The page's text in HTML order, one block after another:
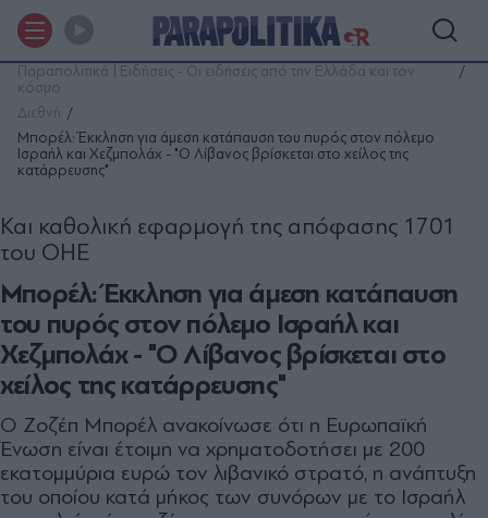
Παραπολιτικά | Ειδήσεις - Οι ειδήσεις από την Ελλάδα και τον
κόσμο
Διεθνή
Μπορέλ: Έκκληση για άμεση κατάπαυση του πυρός στον πόλεμο
Ισραήλ και Χεζμπολάχ - "Ο Λίβανος βρίσκεται στο χείλος της
κατάρρευσης"
Μπορέλ: Έκκληση για άμεση κατάπαυση
του πυρός στον πόλεμο Ισραήλ και
Χεζμπολάχ - "Ο Λίβανος βρίσκεται στο
χείλος της κατάρρευσης"
Και καθολική εφαρμογή της απόφασης 1701
του ΟΗΕ
Ο Ζοζέπ Μπορέλ ανακοίνωσε ότι η Ευρωπαϊκή
Ένωση είναι έτοιμη να χρηματοδοτήσει με 200
εκατομμύρια ευρώ τον λιβανικό στρατό, η ανάπτυξη
του οποίου κατά μήκος των συνόρων με το Ισραήλ